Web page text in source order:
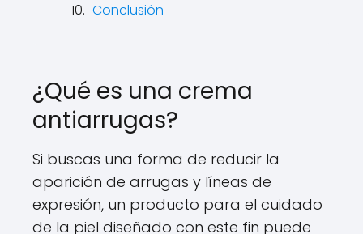
Conclusión
¿Qué es una crema
antiarrugas?
Si buscas una forma de reducir la
aparición de arrugas y líneas de
expresión, un producto para el cuidado
de la piel diseñado con este fin puede